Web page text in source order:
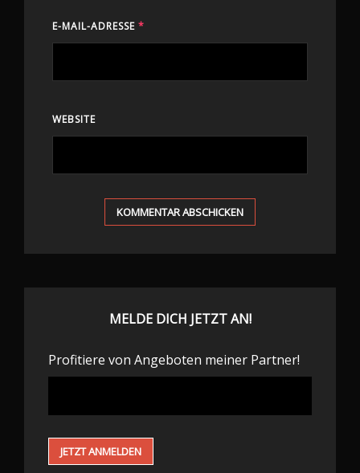
E-MAIL-ADRESSE *
WEBSITE
MELDE DICH JETZT AN!
Profitiere von Angeboten meiner Partner!